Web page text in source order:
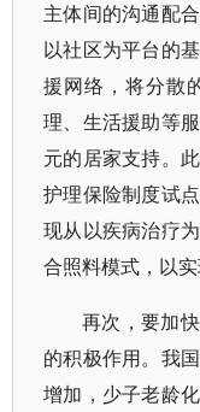
主体间的沟通配
以社区为平台的
援网络，将分散
理、生活援助等
元的居家支持。
护理保险制度试
现从以疾病治疗
合照料模式，以实
再次，要加
的积极作用。我
增加，少子老龄